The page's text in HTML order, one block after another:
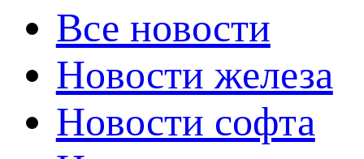
Все новости
Новости железа
Новости софта